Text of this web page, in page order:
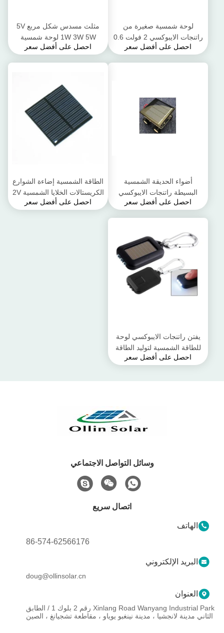
لوحة شمسية صغيرة من
راتنجات الايبوكسي 2 فولت 0.6
واط مع أسلاك لوح سيليكون
احصل على أفضل سعر
مثلث مسدس شكل مربع 5V
1W 3W 5W لوحة شمسية
صغيرة من راتنجات الايبوكسي
احصل على أفضل سعر
أضواء الحديقة الشمسية
البسيطة راتنجات الايبوكسي
الألواح الشمسية مع ارتفاع
احصل على أفضل سعر
الطاقة الشمسية إضاءة الشوارع
الكريستالات الخلايا الشمسية 2V
0.6W بدون إطار
احصل على أفضل سعر
يفتن راتنجات الايبوكسي لوحة
للطاقة الشمسية لتوليد الطاقة
الشمسية الصغيرة
احصل على أفضل سعر
وسائل التواصل الاجتماعي
اتصال سريع
الهاتف
86-574-62566176
البريد الإلكتروني
doug@ollinsolar.cn
العنوان
Xinlang Road Wanyang Industrial Park رقم 2 بلوك 1 / الطابق
الثاني مدينة لانجشيا ، مدينة نينغبو يوياو ، مقاطعة تشجيانغ ، الصين